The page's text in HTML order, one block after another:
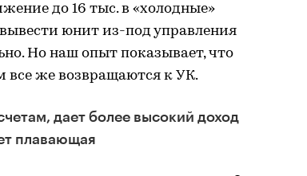
до 16 тыс. в «холодные»
юнит из-под управления
Но наш опыт показывает, что
все же возвращаются к УК.
дает более высокий доход
плавающая